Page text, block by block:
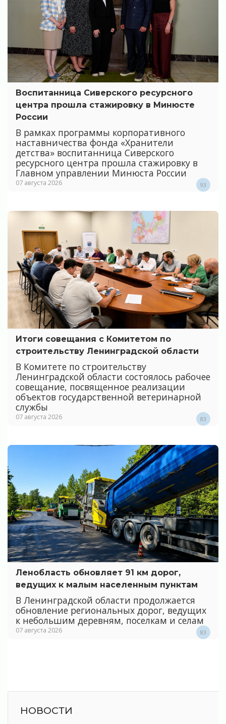
Воспитанница Сиверского ресурсного
центра прошла стажировку в Минюсте
России
В рамках программы корпоративного
наставничества фонда «Хранители
детства» воспитанница Сиверского
ресурсного центра прошла стажировку в
Главном управлении Минюста России
07 августа 2026 93
Итоги совещания с Комитетом по
строительству Ленинградской области
В Комитете по строительству
Ленинградской области состоялось рабочее
совещание, посвященное реализации
объектов государственной ветеринарной
службы
07 августа 2026 83
Ленобласть обновляет 91 км дорог,
ведущих к малым населенным пунктам
В Ленинградской области продолжается
обновление региональных дорог, ведущих
к небольшим деревням, поселкам и селам
07 августа 2026 83
НОВОСТИ